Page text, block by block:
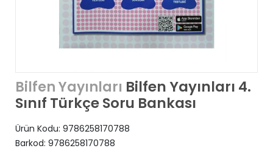
Bilfen Yayınları Bilfen Yayınları 4.
Sınıf Türkçe Soru Bankası
Ürün Kodu: 9786258170788
Barkod: 9786258170788